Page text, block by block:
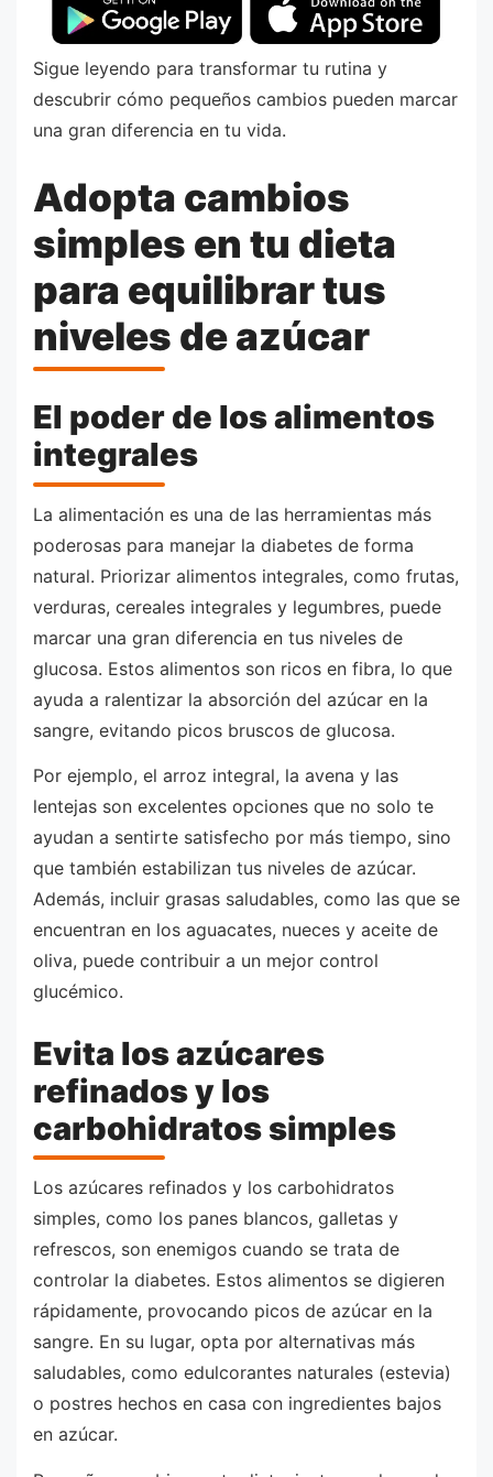
Sigue leyendo para transformar tu rutina y
descubrir cómo pequeños cambios pueden marcar
una gran diferencia en tu vida.
Adopta cambios
simples en tu dieta
para equilibrar tus
niveles de azúcar
El poder de los alimentos
integrales
La alimentación es una de las herramientas más
poderosas para manejar la diabetes de forma
natural. Priorizar alimentos integrales, como frutas,
verduras, cereales integrales y legumbres, puede
marcar una gran diferencia en tus niveles de
glucosa. Estos alimentos son ricos en fibra, lo que
ayuda a ralentizar la absorción del azúcar en la
sangre, evitando picos bruscos de glucosa.
Por ejemplo, el arroz integral, la avena y las
lentejas son excelentes opciones que no solo te
ayudan a sentirte satisfecho por más tiempo, sino
que también estabilizan tus niveles de azúcar.
Además, incluir grasas saludables, como las que se
encuentran en los aguacates, nueces y aceite de
oliva, puede contribuir a un mejor control
glucémico.
Evita los azúcares
refinados y los
carbohidratos simples
Los azúcares refinados y los carbohidratos
simples, como los panes blancos, galletas y
refrescos, son enemigos cuando se trata de
controlar la diabetes. Estos alimentos se digieren
rápidamente, provocando picos de azúcar en la
sangre. En su lugar, opta por alternativas más
saludables, como edulcorantes naturales (estevia)
o postres hechos en casa con ingredientes bajos
en azúcar.